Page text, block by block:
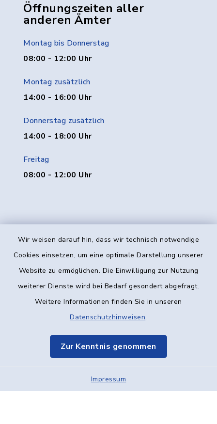
Wir weisen darauf hin, dass wir technisch notwendige
Cookies einsetzen, um eine optimale Darstellung unserer
Website zu ermöglichen. Die Einwilligung zur Nutzung
weiterer Dienste wird bei Bedarf gesondert abgefragt.
Weitere Informationen finden Sie in unseren
Datenschutzhinweisen.
Zur Kenntnis genommen
Impressum
Öffnungszeiten aller
anderen Ämter
Montag bis Donnerstag
08:00 - 12:00 Uhr
Montag zusätzlich
14:00 - 16:00 Uhr
Donnerstag zusätzlich
14:00 - 18:00 Uhr
Freitag
08:00 - 12:00 Uhr
Kontakt
Datenschutz
Elektronische Kommunikation
Sitemap